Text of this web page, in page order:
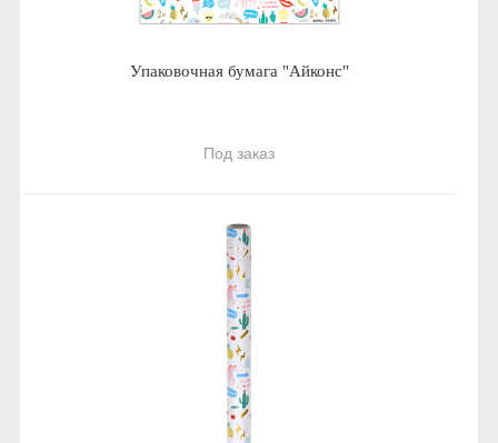
Упаковочная бумага "Айконс"
Под заказ